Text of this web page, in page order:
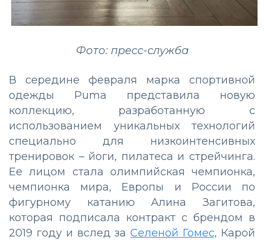
Фото: пресс-служба
В середине февраля марка спортивной
одежды Puma представила новую
коллекцию, разработанную с
использованием уникальных технологий
специально для низкоинтенсивных
тренировок – йоги, пилатеса и стрейчинга.
Ее лицом стала олимпийская чемпионка,
чемпионка мира, Европы и России по
фигурному катанию Алина Загитова,
которая подписала контракт с брендом в
2019 году и вслед заСеленой Гомес, Карой